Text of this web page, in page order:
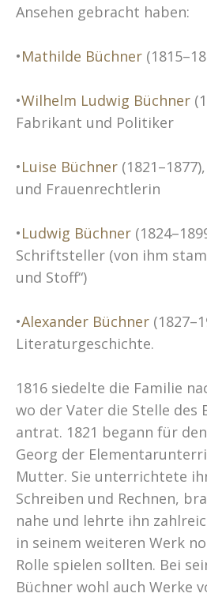
Ansehen gebracht haben:
•Mathilde Büchner
•Wilhelm Ludwig Büchner
Fabrikant und Politiker
•Luise Büchner
und Frauenrechtlerin
•Ludwig Büchner
Schriftsteller (von ihm
und Stoff“)
•Alexander Büchner
Literaturgeschichte.
1816 siedelte die Familie
wo der Vater die Stelle des
antrat. 1821 begann für
Georg der
Mutter. Sie unterrichtete
Schreiben und Rechnen,
nahe und lehrte ihn
in seinem weiteren Werk
Rolle spielen sollten. Bei
Büchner wohl auch Werke